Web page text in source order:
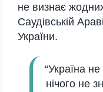
не визнає
Саудівській
України.
“Україна
нічого не